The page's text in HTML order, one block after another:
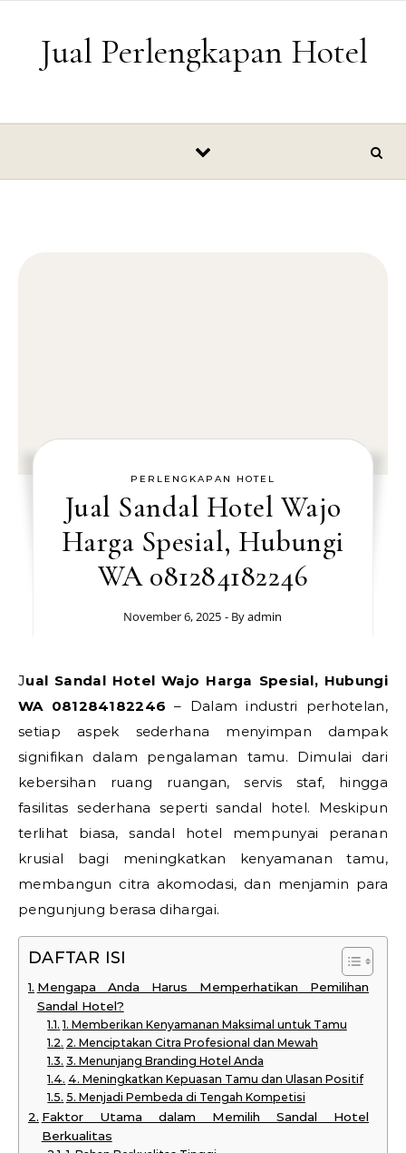
Jual Perlengkapan Hotel
PERLENGKAPAN HOTEL
Jual Sandal Hotel Wajo
Harga Spesial, Hubungi
WA 081284182246
November 6, 2025 - Byadmin
Jual Sandal Hotel Wajo Harga Spesial, Hubungi
WA 081284182246 – Dalam industri perhotelan,
setiap aspek sederhana menyimpan dampak
signifikan dalam pengalaman tamu. Dimulai dari
kebersihan ruang ruangan, servis staf, hingga
fasilitas sederhana seperti sandal hotel. Meskipun
terlihat biasa, sandal hotel mempunyai peranan
krusial bagi meningkatkan kenyamanan tamu,
membangun citra akomodasi, dan menjamin para
pengunjung berasa dihargai.
DAFTAR ISI
Mengapa Anda Harus Memperhatikan Pemilihan
Sandal Hotel?
1. Memberikan Kenyamanan Maksimal untuk Tamu
2. Menciptakan Citra Profesional dan Mewah
3. Menunjang Branding Hotel Anda
4. Meningkatkan Kepuasan Tamu dan Ulasan Positif
5. Menjadi Pembeda di Tengah Kompetisi
Faktor Utama dalam Memilih Sandal Hotel
Berkualitas